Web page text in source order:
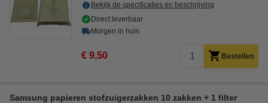
Bekijk de specificaties en beschrijving
Direct leverbaar
Morgen in huis
€ 9,50 Bestellen
Samsung papieren stofzuigerzakken 10 zakken + 1 filter